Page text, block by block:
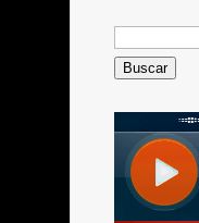
Buscar: